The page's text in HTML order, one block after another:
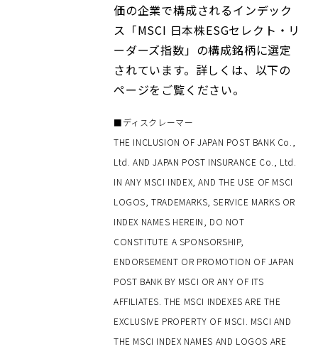
価の企業で構成されるインデック
ス「MSCI 日本株ESGセレクト・リ
ーダーズ指数」の構成銘柄に選定
されています。詳しくは、以下の
ページをご覧ください。
■ディスクレーマー
THE INCLUSION OF JAPAN POST BANK Co.,
Ltd. AND JAPAN POST INSURANCE Co., Ltd.
IN ANY MSCI INDEX, AND THE USE OF MSCI
LOGOS, TRADEMARKS, SERVICE MARKS OR
INDEX NAMES HEREIN, DO NOT
CONSTITUTE A SPONSORSHIP,
ENDORSEMENT OR PROMOTION OF JAPAN
POST BANK BY MSCI OR ANY OF ITS
AFFILIATES. THE MSCI INDEXES ARE THE
EXCLUSIVE PROPERTY OF MSCI. MSCI AND
THE MSCI INDEX NAMES AND LOGOS ARE